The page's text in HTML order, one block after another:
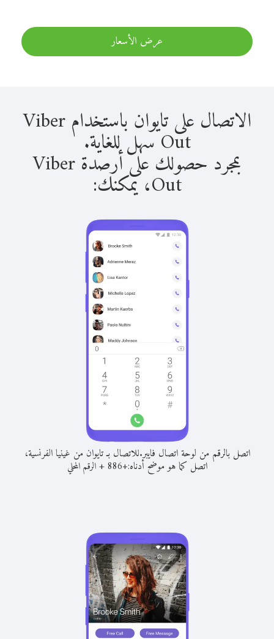
عرض الأسعار
الاتصال على تايوان باستخدام Viber
Out سهل للغاية.
بمجرد حصولك على أرصدة Viber
Out، يمكنك:
اتصل بالرقم من لوحة اتصال فايبر.للاتصال بـ تايوان من غينيا الفرنسية،
اتصل كما هو موضح أدناه:+
886
+الرقم المحلي